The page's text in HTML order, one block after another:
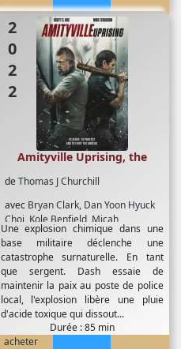
2022
deThomas J Churchill
avec Bryan Clark, Dan Yoon Hyuck
Choi Kole Benfield, Micah
Fitzgerald,Michael Cervantes,
Michael Gaglio, Mike Fallin,Mike
Ferguson,Thomas J Churchill,Troy
Fromin
Amityville Uprising, the
Une explosion chimique dans une
base militaire déclenche une
catastrophe surnaturelle. En tant
que sergent. Dash essaie de
maintenir la paix au poste de police
local, l'explosion libère une pluie
d'acide toxique qui dissout...
Durée : 85 min
acheter